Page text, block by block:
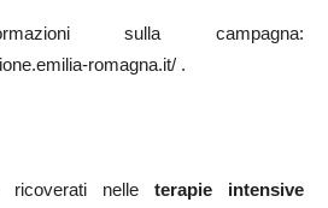
sulla campagna:
romagna.it/ .
ricoverati nelleterapie intensive